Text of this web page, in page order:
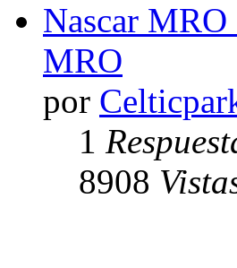
Nascar MRO
MRO
por
1
8908